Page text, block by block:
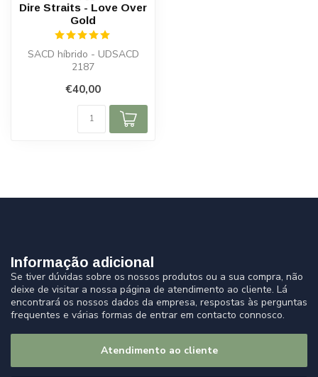
Dire Straits - Love Over
Gold
SACD híbrido - UDSACD
2187
€40,00
Informação adicional
Se tiver dúvidas sobre os nossos produtos ou a sua compra, não
deixe de visitar a nossa página de atendimento ao cliente. Lá
encontrará os nossos dados da empresa, respostas às perguntas
frequentes e várias formas de entrar em contacto connosco.
Atendimento ao cliente